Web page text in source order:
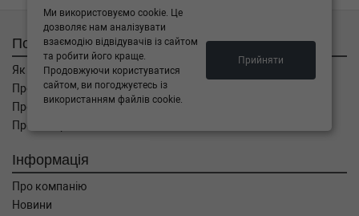
Покупцям
Як замовити
Про оплату
Про доставку
Про повернення
Інформація
Про компанію
Новини
Ми використовуємо cookie. Це
дозволяє нам аналізувати
взаємодію відвідувачів із сайтом
та робити його краще.
Продовжуючи користуватися
сайтом, ви погоджуєтесь із
використанням файлів cookie.
Прийняти